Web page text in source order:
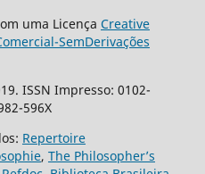
uma Licença Creative
SemDerivações
ISSN Impresso: 0102-
596X
Repertoire
, The Philosopher’s